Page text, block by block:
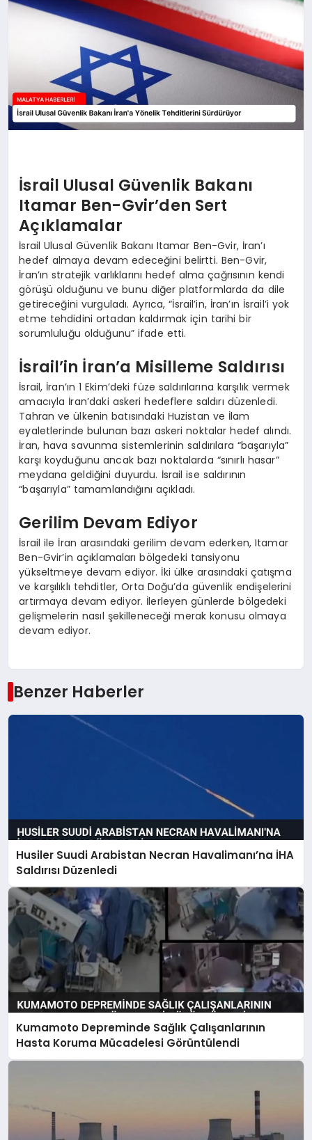
SIYASET
TEKNOLOJI
İsrail Ulusal Güvenlik Bakanı
Itamar Ben-Gvir’den Sert
Açıklamalar
İsrail Ulusal Güvenlik Bakanı Itamar Ben-Gvir, İran’ı
hedef almaya devam edeceğini belirtti. Ben-Gvir,
İran’ın stratejik varlıklarını hedef alma çağrısının kendi
görüşü olduğunu ve bunu diğer platformlarda da dile
getireceğini vurguladı. Ayrıca, “İsrail’in, İran’ın İsrail’i yok
etme tehdidini ortadan kaldırmak için tarihi bir
sorumluluğu olduğunu” ifade etti.
İsrail’in İran’a Misilleme Saldırısı
İsrail, İran’ın 1 Ekim’deki füze saldırılarına karşılık vermek
amacıyla İran’daki askeri hedeflere saldırı düzenledi.
Tahran ve ülkenin batısındaki Huzistan ve İlam
eyaletlerinde bulunan bazı askeri noktalar hedef alındı.
İran, hava savunma sistemlerinin saldırılara “başarıyla”
karşı koyduğunu ancak bazı noktalarda “sınırlı hasar”
meydana geldiğini duyurdu. İsrail ise saldırının
“başarıyla” tamamlandığını açıkladı.
Gerilim Devam Ediyor
İsrail ile İran arasındaki gerilim devam ederken, Itamar
Ben-Gvir’in açıklamaları bölgedeki tansiyonu
yükseltmeye devam ediyor. İki ülke arasındaki çatışma
ve karşılıklı tehditler, Orta Doğu’da güvenlik endişelerini
artırmaya devam ediyor. İlerleyen günlerde bölgedeki
gelişmelerin nasıl şekilleneceği merak konusu olmaya
devam ediyor.
Benzer Haberler
Husiler Suudi Arabistan Necran Havalimanı’na İHA
Saldırısı Düzenledi
Kumamoto Depreminde Sağlık Çalışanlarının
Hasta Koruma Mücadelesi Görüntülendi